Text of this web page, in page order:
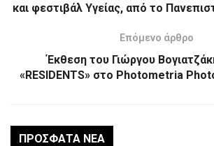
και φεστιβάλ Υγείας, από το
Επόμενο άρθρο
Έκθεση του Γιώργου
«RESIDENTS» στο Photometria
ΠΡΌΣΦΑΤΑ ΝΈΑ